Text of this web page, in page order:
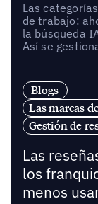
Las
de trabajo:
la búsqueda
Así se
Blogs
Las marcas
Gestión de
Las
los
menos